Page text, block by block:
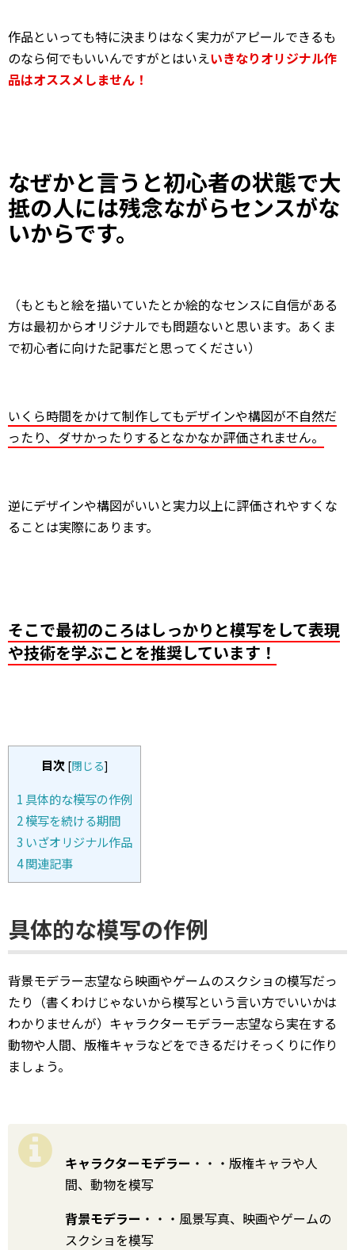
作品といっても特に決まりはなく実力がアピールできるも
のなら何でもいいんですがとはいえいきなりオリジナル作
品はオススメしません！
なぜかと言うと初心者の状態で大
抵の人には残念ながらセンスがな
いからです。
（もともと絵を描いていたとか絵的なセンスに自信がある
方は最初からオリジナルでも問題ないと思います。あくま
で初心者に向けた記事だと思ってください）
いくら時間をかけて制作してもデザインや構図が不自然だ
ったり、ダサかったりするとなかなか評価されません。
逆にデザインや構図がいいと実力以上に評価されやすくな
ることは実際にあります。
そこで最初のころはしっかりと模写をして表現
や技術を学ぶことを推奨しています！
目次 [閉じる]
1 具体的な模写の作例
2模写を続ける期間
3 いざオリジナル作品
4関連記事
具体的な模写の作例
背景モデラー志望なら映画やゲームのスクショの模写だっ
たり（書くわけじゃないから模写という言い方でいいかは
わかりませんが）キャラクターモデラー志望なら実在する
動物や人間、版権キャラなどをできるだけそっくりに作り
ましょう。
キャラクターモデラー ・・・版権キャラや人
間、動物を模写
背景モデラー ・・・風景写真、映画やゲームの
スクショを模写